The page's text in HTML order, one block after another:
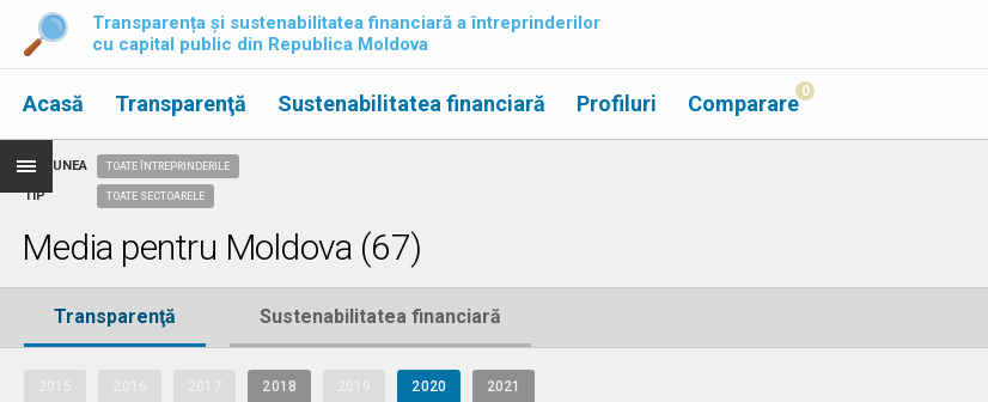
Transparența și sustenabilitatea financiară a întreprinderilor
cu capital public din Republica Moldova
Acasă Transparenţă Sustenabilitatea financiară Profiluri Comparare 0
REGIUNEA
TIP
TOATE ÎNTREPRINDERILE
TOATE SECTOARELE
Media pentru Moldova (67)
Transparenţă Sustenabilitatea financiară
2018 2020 2021